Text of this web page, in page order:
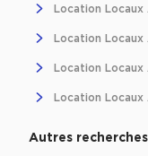
Location
Location
Location
Location
Autres